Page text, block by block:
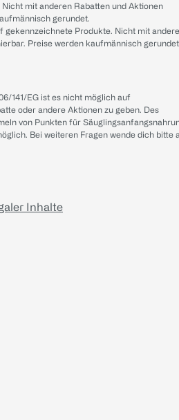
mit anderen Rabatten und Aktionen
gerundet.
gekennzeichnete Produkte. Nicht mit
Preise werden kaufmännisch
141/EG ist es nicht möglich auf
oder andere Aktionen zu geben. Des
von Punkten für
Bei weiteren Fragen wende dich bitte
Inhalte